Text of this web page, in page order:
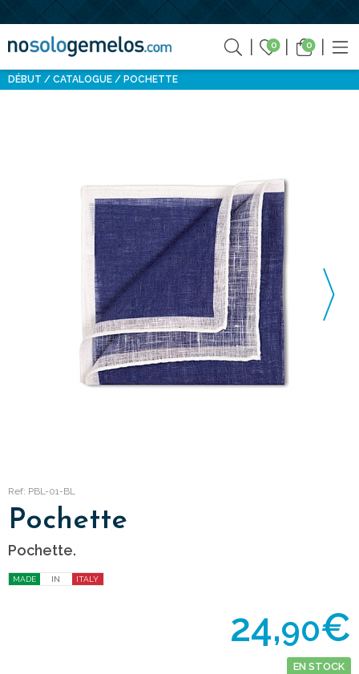
0 0
DÉBUT CATALOGUE POCHETTE
Ref: PBL-01-BL
Pochette
Pochette.
MADE IN ITALY
24,90€
EN STOCK